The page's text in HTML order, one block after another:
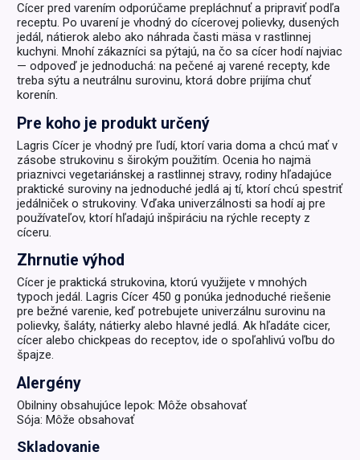
Cícer pred varením odporúčame prepláchnuť a pripraviť podľa
receptu. Po uvarení je vhodný do cícerovej polievky, dusených
jedál, nátierok alebo ako náhrada časti mäsa v rastlinnej
kuchyni. Mnohí zákazníci sa pýtajú, na čo sa cícer hodí najviac
— odpoveď je jednoduchá: na pečené aj varené recepty, kde
treba sýtu a neutrálnu surovinu, ktorá dobre prijíma chuť
korenín.
Pre koho je produkt určený
Lagris Cícer je vhodný pre ľudí, ktorí varia doma a chcú mať v
zásobe strukovinu s širokým použitím. Ocenia ho najmä
priaznivci vegetariánskej a rastlinnej stravy, rodiny hľadajúce
praktické suroviny na jednoduché jedlá aj tí, ktorí chcú spestriť
jedálniček o strukoviny. Vďaka univerzálnosti sa hodí aj pre
používateľov, ktorí hľadajú inšpiráciu na rýchle recepty z
cíceru.
Zhrnutie výhod
Cícer je praktická strukovina, ktorú využijete v mnohých
typoch jedál. Lagris Cícer 450 g ponúka jednoduché riešenie
pre bežné varenie, keď potrebujete univerzálnu surovinu na
polievky, šaláty, nátierky alebo hlavné jedlá. Ak hľadáte cicer,
cícer alebo chickpeas do receptov, ide o spoľahlivú voľbu do
špajze.
Alergény
Obilniny obsahujúce lepok: Môže obsahovať
Sója: Môže obsahovať
Skladovanie